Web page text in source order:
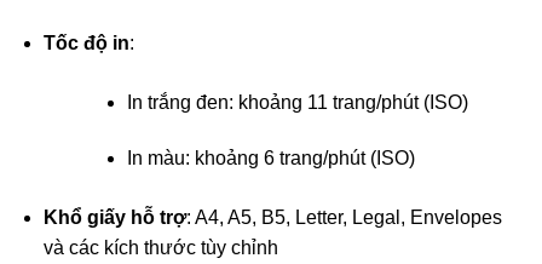
Tốc độ in:
In trắng đen: khoảng 11 trang/phút (ISO)
In màu: khoảng 6 trang/phút (ISO)
Khổ giấy hỗ trợ: A4, A5, B5, Letter, Legal, Envelopes
và các kích thước tùy chỉnh